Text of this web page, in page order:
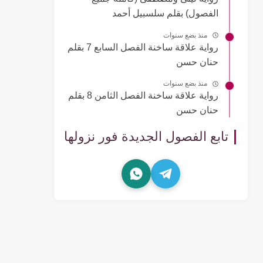
الفصول) بقلم سلسبيل أحمد
منذ بضع سنوات
رواية علاقة ساخنة الفصل السابع 7 بقلم
حنان حسن
منذ بضع سنوات
رواية علاقة ساخنة الفصل الثامن 8 بقلم
حنان حسن
تابع الفصول الجديدة فور نزولها